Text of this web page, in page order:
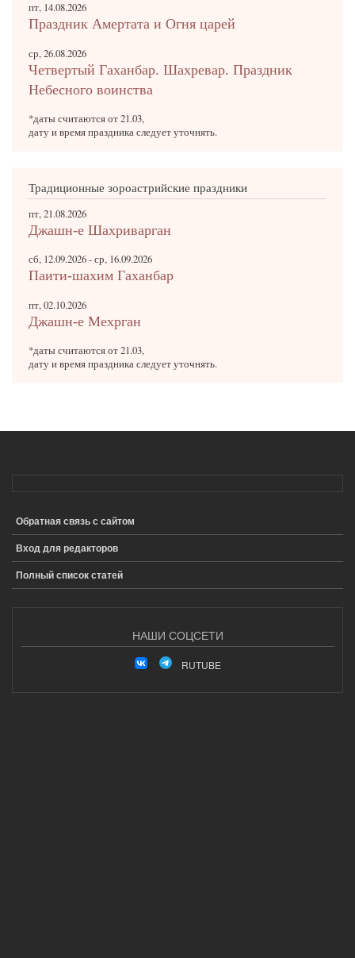
пт, 14.08.2026
Праздник Амертата и Огня царей
ср, 26.08.2026
Четвертый Гаханбар. Шахревар. Праздник
Небесного воинства
*даты считаются от 21.03,
дату и время праздника следует уточнять.
Традиционные зороастрийские праздники
пт, 21.08.2026
Джашн-е Шахриварган
сб, 12.09.2026-ср, 16.09.2026
Паити-шахим Гаханбар
пт, 02.10.2026
Джашн-е Мехрган
*даты считаются от 21.03,
дату и время праздника следует уточнять.
ПОДВАЛ
Обратная связь с сайтом
Вход для редакторов
Полный список статей
НАШИ СОЦСЕТИ
RUTUBE